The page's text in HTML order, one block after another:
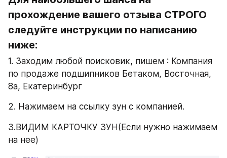
прохождение вашего отзыва СТРОГО
следуйте инструкции по написанию
ниже:
1. Заходим любой поисковик, пишем : Компания
по продаже подшипников Бетаком, Восточная,
8а, Екатеринбург
2. Нажимаем на ссылку зун с компанией.
3.ВИДИМ КАРТОЧКУ ЗУН(Если нужно нажимаем
на нее)